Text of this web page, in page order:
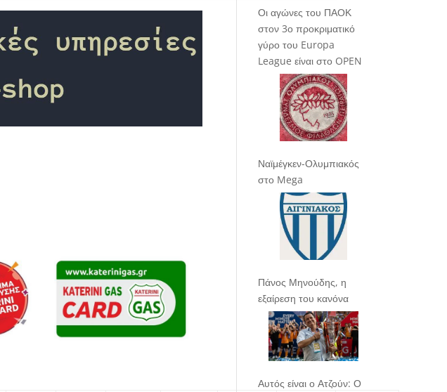
Οι αγώνες του ΠΑΟΚ
στον 3ο προκριματικό
γύρο του Europa
League είναι στο OPEN
Ναϊμέγκεν-Ολυμπιακός
στο Mega
Πάνος Μηνούδης, η
εξαίρεση του κανόνα
Αυτός είναι ο Ατζούν: Ο